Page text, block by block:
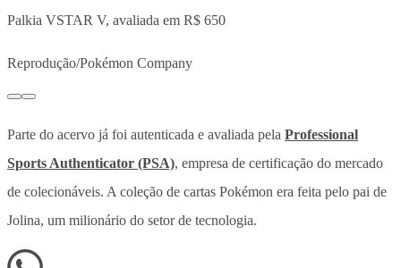
Palkia VSTAR V, avaliada em R$ 650
Reprodução/Pokémon Company
Parte do acervo já foi autenticada e avaliada pela Professional
Sports Authenticator (PSA), empresa de certificação do mercado
de colecionáveis. A coleção de cartas Pokémon era feita pelo pai de
Jolina, um milionário do setor de tecnologia.